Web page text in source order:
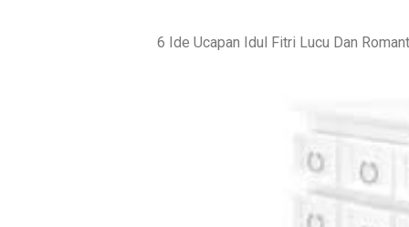
6 Ide Ucapan Idul Fitri Lucu Dan